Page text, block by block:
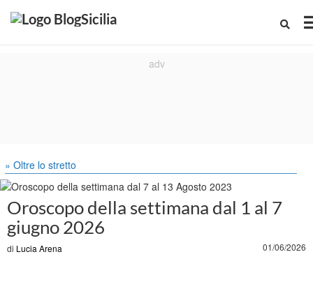
» Oltre lo stretto
Oroscopo della settimana dal 1 al 7
giugno 2026
di Lucia Arena 01/06/2026